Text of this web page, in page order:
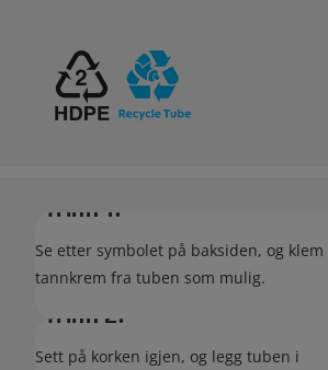
Trinn 1:
Se etter symbolet på baksiden, og klem
tannkrem fra tuben som mulig.
Trinn 2:
Sett på korken igjen, og legg tuben i